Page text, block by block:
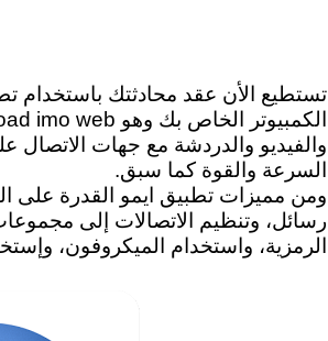
تستطيع الأن عقد محادثتك
والفيديو والدردشة مع جهات الاتصال
السرعة والقوة كما سبق.
ومن مميزات تطبيق ايمو القدرة على
رسائل، وتنظيم الاتصالات إلى
الرمزية، واستخدام الميكروفون،